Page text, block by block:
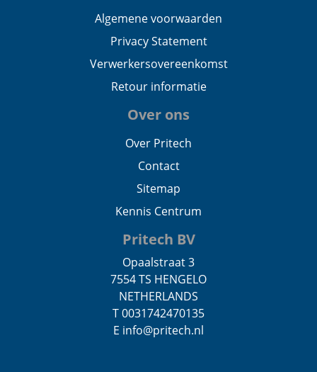
Algemene voorwaarden
Privacy Statement
Verwerkersovereenkomst
Retour informatie
Over ons
Over Pritech
Contact
Sitemap
Kennis Centrum
Pritech BV
Opaalstraat 3
7554 TS HENGELO
NETHERLANDS
T 0031742470135
E info@pritech.nl